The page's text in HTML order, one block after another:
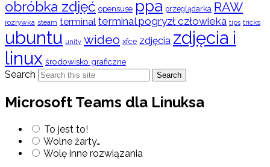
obróbka zdjęć opensuse ppa przeglądarka RAW
rozrywka steam terminal terminal pogryzł człowieka tips tricks
ubuntu unity wideo xfce zdjęcia zdjęcia i
linux środowisko graficzne
Search Search
Microsoft Teams dla Linuksa
To jest to!
Wolne żarty…
Wolę inne rozwiązania